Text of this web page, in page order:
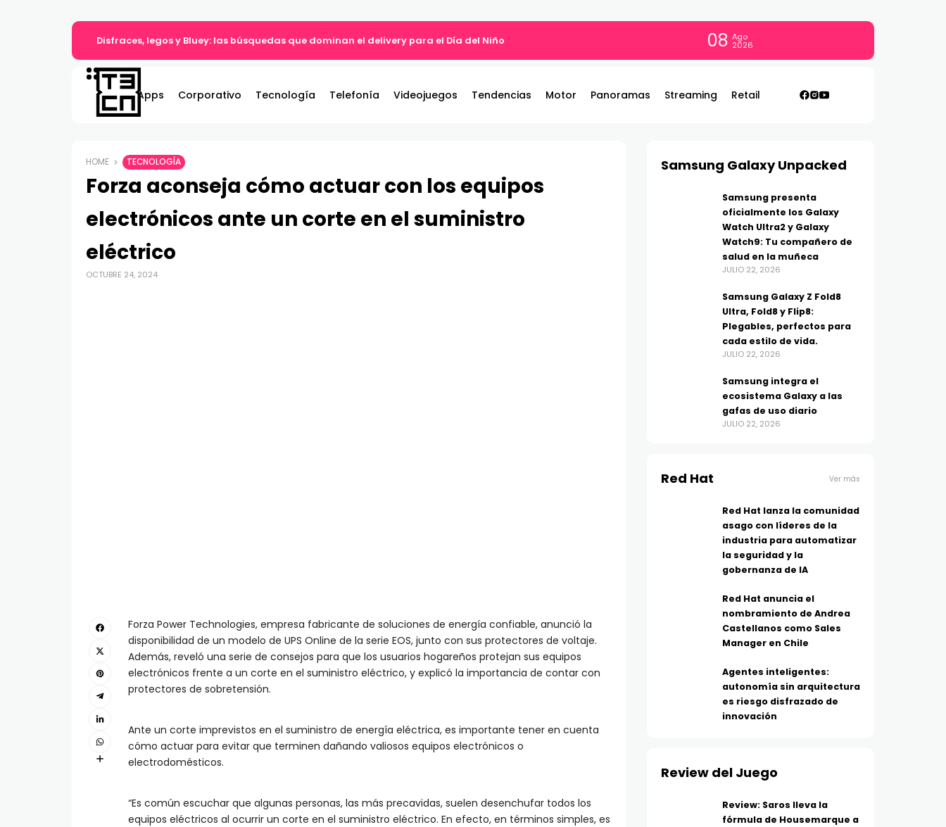
Disfraces, legos y Bluey: las búsquedas que dominan el delivery para el Día del Niño 08 Ago
2026
Apps Corporativo Tecnología Telefonía Videojuegos Tendencias Motor Panoramas Streaming Retail
HOME TECNOLOGÍA
Forza aconseja cómo actuar con los equipos
electrónicos ante un corte en el suministro
eléctrico
OCTUBRE 24, 2024
Forza Power Technologies, empresa fabricante de soluciones de energía confiable, anunció la
disponibilidad de un modelo de UPS Online de la serie EOS, junto con sus protectores de voltaje.
Además, reveló una serie de consejos para que los usuarios hogareños protejan sus equipos
electrónicos frente a un corte en el suministro eléctrico, y explicó la importancia de contar con
protectores de sobretensión.
Ante un corte imprevistos en el suministro de energía eléctrica, es importante tener en cuenta
cómo actuar para evitar que terminen dañando valiosos equipos electrónicos o
electrodomésticos.
“Es común escuchar que algunas personas, las más precavidas, suelen desenchufar todos los
equipos eléctricos al ocurrir un corte en el suministro eléctrico. En efecto, en términos simples, es
Samsung Galaxy Unpacked
Samsung presenta
oficialmente los Galaxy
Watch Ultra2 y Galaxy
Watch9: Tu compañero de
salud en la muñeca
JULIO 22, 2026
Samsung Galaxy Z Fold8
Ultra, Fold8 y Flip8:
Plegables, perfectos para
cada estilo de vida.
JULIO 22, 2026
Samsung integra el
ecosistema Galaxy a las
gafas de uso diario
JULIO 22, 2026
Red Hat Ver más
Red Hat lanza la comunidad
asago con líderes de la
industria para automatizar
la seguridad y la
gobernanza de IA
Red Hat anuncia el
nombramiento de Andrea
Castellanos como Sales
Manager en Chile
Agentes inteligentes:
autonomía sin arquitectura
es riesgo disfrazado de
innovación
Review del Juego
Review: Saros lleva la
fórmula de Housemarque a